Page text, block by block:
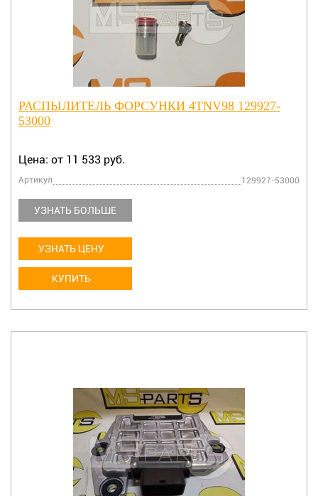
РАСПЫЛИТЕЛЬ ФОРСУНКИ 4TNV98 129927-
53000
Цена: от 11 533 руб.
Артикул 129927-53000
УЗНАТЬ БОЛЬШЕ
УЗНАТЬ ЦЕНУ
КУПИТЬ